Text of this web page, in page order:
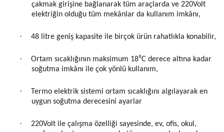
çakmak girişine bağlanarak tüm araçlarda ve 220Volt
elektriğin olduğu tüm mekânlar da kullanım imkânı,
· 48 litre geniş kapasite ile birçok ürün rahatlıkla konabilir,
·
Ortam sıcaklığının maksimum 18⁰C derece altına kadar
soğutma imkânı ile çok yönlü kullanım,
·
Termo elektrik sistemi ortam sıcaklığını algılayarak en
uygun soğutma derecesini ayarlar
·
220Volt ile çalışma özelliği sayesinde, ev, ofis, okul,